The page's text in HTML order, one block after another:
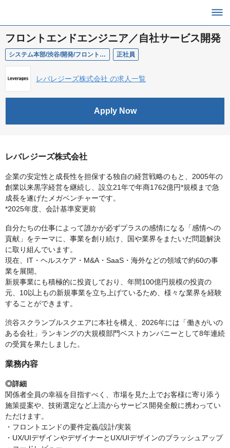
フロントエンドエンジニア／自社サービス開発
システム本部/渋谷/開発/フロントエンドエンジニア 正社員
レバレジーズ株式会社 の求人一覧
Apply Now
レバレジーズ株式会社
企業の安定性と成長性を担保する独自の経営戦略のもと、2005年の
創業以来黒字経営を継続し、設立21年で年商1762億円*規模まで急
成長を遂げたメガベンチャーです。
*2025年度、会計基準変更前
自分たちの仕事によって誰かが必ずプラスの感情になる「感情への
貢献」をテーマに、事業を創り続け、国や業界をまたいだ問題解決
に取り組んでいます。
現在、IT・ヘルスケア・M&A・SaaS・海外などの領域で約60の事
業を展開。
新規事業にも積極的に投資しており、年間100億円規模の投資の
元、10以上もの新規事業を立ち上げているため、様々な業界を経験
することができます。
渋谷スクランブルスクエアに本社を構え、2026年には「働きがいの
ある会社」ランキングの大規模部門ベストカンパニーとして8年連続
の受賞を果たしました。
業務内容
◎詳細
関係者全員の幸福を目指すべく、市場を見た上でお客様に寄り添う
施策提案や、技術選定など上流からサービス開発全般に携わってい
ただけます。
・フロントエンドの要件定義/設計/実装
・UX/UIデザインやデザイナーとUX/UIデザインのブラッシュアップ